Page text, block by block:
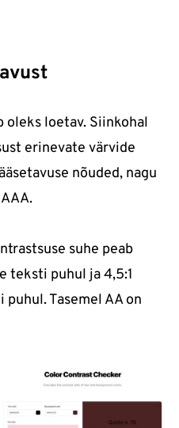
oleks loetav. Siinkohal
erinevate värvide
nõuded, nagu
suhe peab
teksti puhul ja 4,5:1
Tasemel AA on